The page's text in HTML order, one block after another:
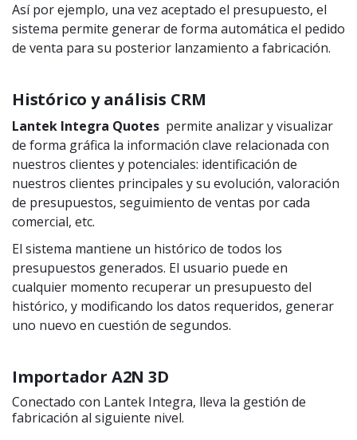
Así por ejemplo, una vez aceptado el presupuesto, el
sistema permite generar de forma automática el pedido
de venta para su posterior lanzamiento a fabricación.
Histórico y análisis CRM
Lantek Integra Quotes permite analizar y visualizar
de forma gráfica la información clave relacionada con
nuestros clientes y potenciales: identificación de
nuestros clientes principales y su evolución, valoración
de presupuestos, seguimiento de ventas por cada
comercial, etc.
El sistema mantiene un histórico de todos los
presupuestos generados. El usuario puede en
cualquier momento recuperar un presupuesto del
histórico, y modificando los datos requeridos, generar
uno nuevo en cuestión de segundos.
Importador A2N 3D
Conectado con Lantek Integra, lleva la gestión de
fabricación al siguiente nivel.